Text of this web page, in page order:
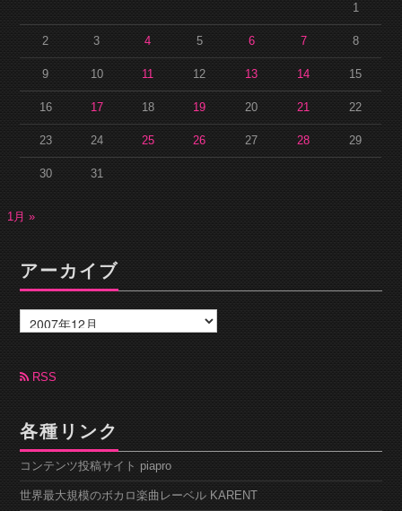
1
2 3 4 5 6 7 8
9 10 11 12 13 14 15
16 17 18 19 20 21 22
23 24 25 26 27 28 29
30 31
1月 »
アーカイブ
ー
カ
ブ RSS
各種リンク
コンテンツ投稿サイト piapro
世界最大規模のボカロ楽曲レーベル KARENT